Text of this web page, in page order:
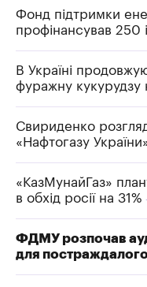
Фонд підтримки
профінансував 250
В Україні
фуражну
Свириденко
«Нафтогазу
«КазМунайГаз»
в обхід росії на 31%
ФДМУ розпочав
для постраждалого